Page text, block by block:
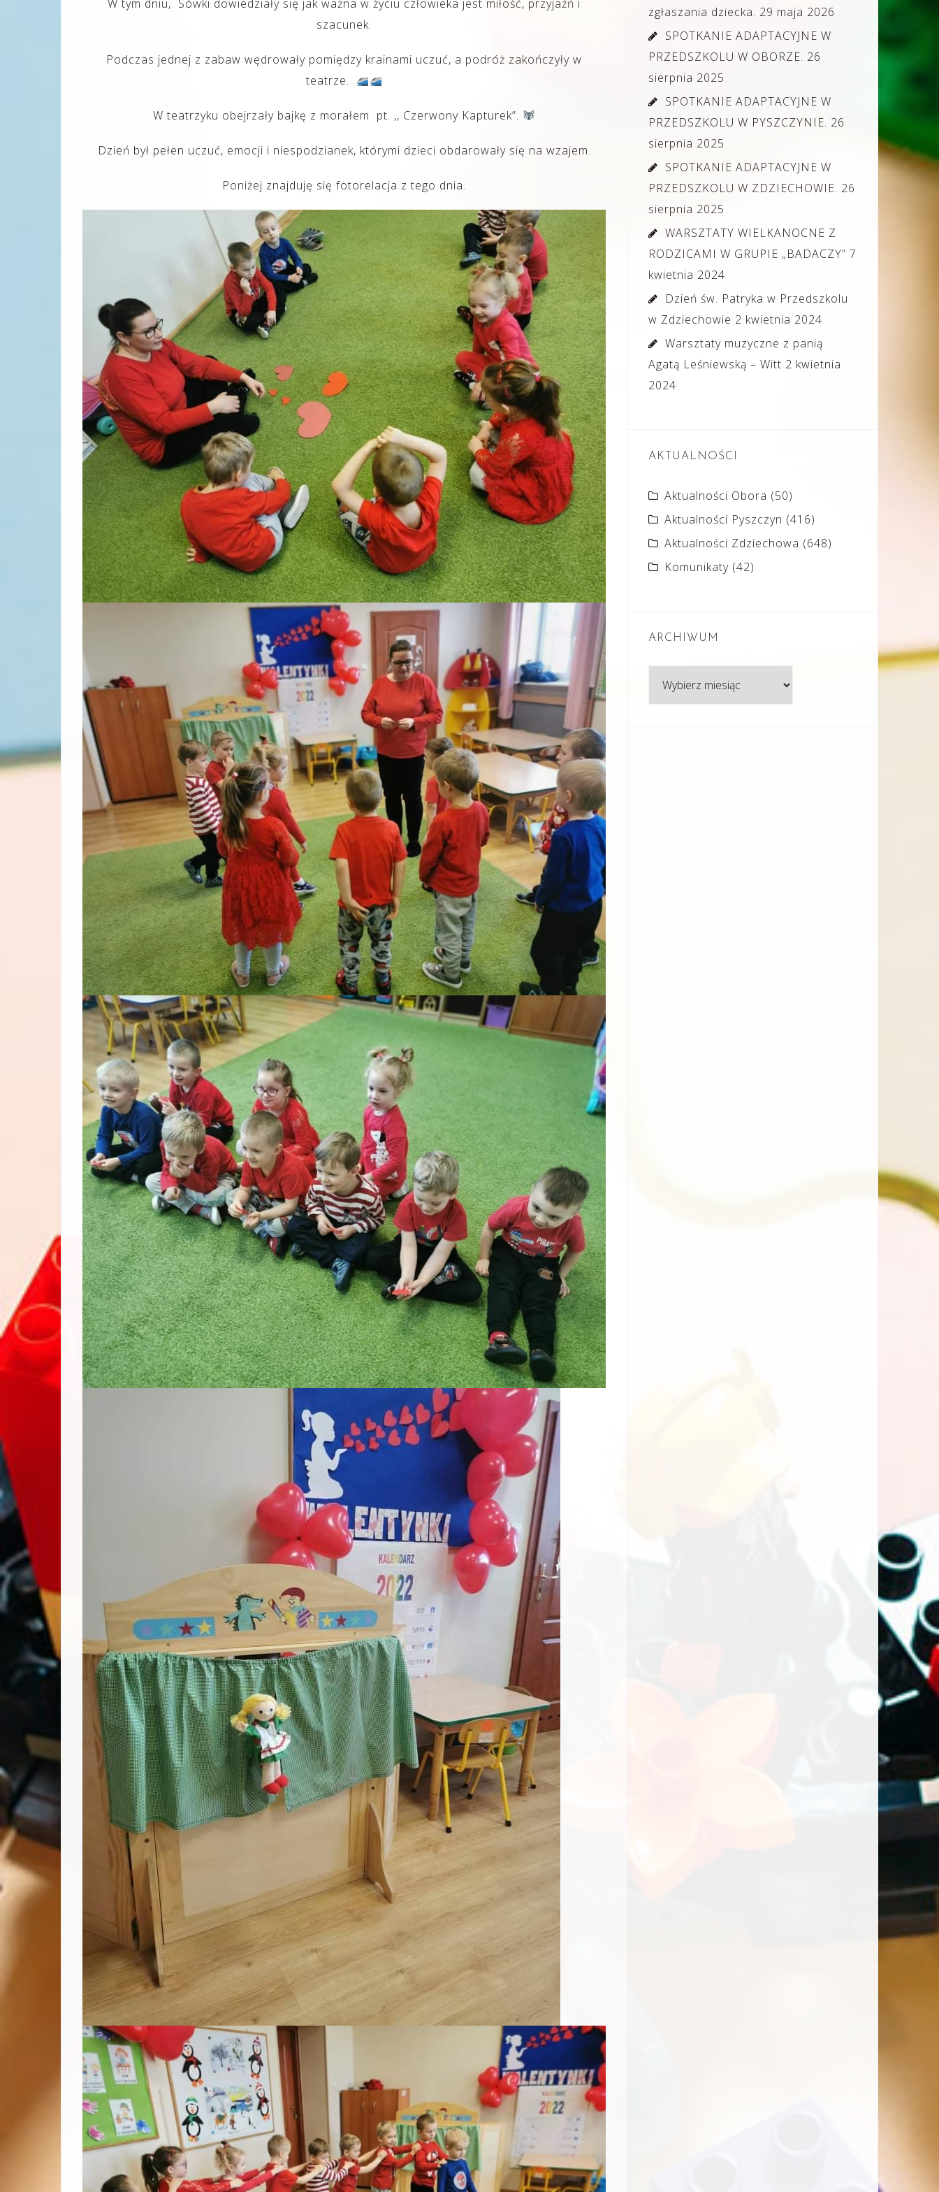
W tym dniu, Sówki dowiedziały się jak ważna w życiu człowieka jest miłość, przyjaźń i
szacunek.
Podczas jednej z zabaw wędrowały pomiędzy krainami uczuć, a podróż zakończyły w
teatrze.
W teatrzyku obejrzały bajkę z morałem pt. ,, Czerwony Kapturek”.
Dzień był pełen uczuć, emocji i niespodzianek, którymi dzieci obdarowały się na wzajem.
Poniżej znajduję się fotorelacja z tego dnia.
zgłaszania dziecka. 29 maja 2026
SPOTKANIE ADAPTACYJNE W
PRZEDSZKOLU W OBORZE. 26
sierpnia 2025
SPOTKANIE ADAPTACYJNE W
PRZEDSZKOLU W PYSZCZYNIE. 26
sierpnia 2025
SPOTKANIE ADAPTACYJNE W
PRZEDSZKOLU W ZDZIECHOWIE. 26
sierpnia 2025
WARSZTATY WIELKANOCNE Z
RODZICAMI W GRUPIE „BADACZY” 7
kwietnia 2024
Dzień św. Patryka w Przedszkolu
w Zdziechowie 2 kwietnia 2024
Warsztaty muzyczne z panią
Agatą Leśniewską – Witt 2 kwietnia
2024
AKTUALNOŚCI
Aktualności Obora (50)
Aktualności Pyszczyn (416)
Aktualności Zdziechowa (648)
Komunikaty (42)
ARCHIWUM